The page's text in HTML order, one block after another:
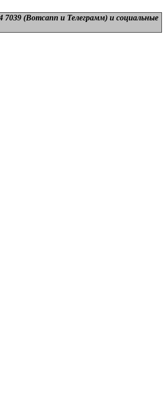
7039 (Вотсапп и Телеграмм) и социальные